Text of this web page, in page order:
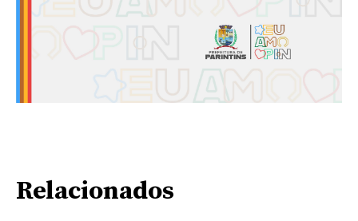
Relacionados